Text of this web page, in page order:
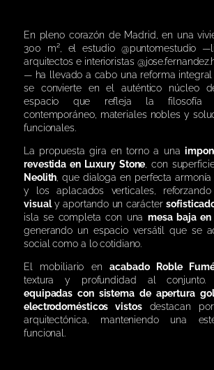
En pleno corazón de Madrid, en una
300 m², el estudio @puntomestudio
arquitectos e interioristas
— ha llevado a cabo una reforma
se convierte en el auténtico núcleo
espacio que refleja la filosofía
contemporáneo, materiales nobles y
funcionales.
La propuesta gira en torno a una
revestida en Luxury Stone , con
Neolith , que dialoga en perfecta
y los aplacados verticales,
visualy aportando un carácter
isla se completa con una mesa baja
generando un espacio versátil que se
social como a lo cotidiano.
El mobiliario enacabado Roble
textura y profundidad al
equipadas con sistema de apertura
electrodomésticos vistosdestacan por
arquitectónica, manteniendo una
funcional.